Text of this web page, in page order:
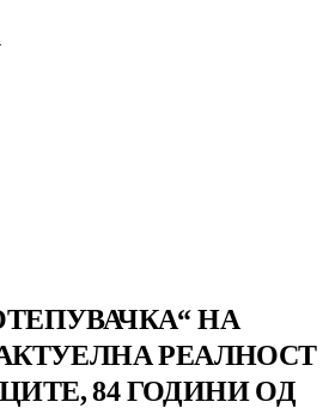
НА
РЕАЛНОСТ
84 ГОДИНИ ОД